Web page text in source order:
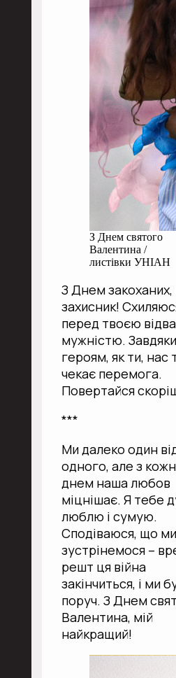
З Днем святого
Валентина /
листівки УНІАН
З Днем закоханих,
захисник!
перед твоєю
мужністю.
героям, як ти, нас
чекає перемога.
Повертайся
***
Ми далеко один
одного, але з
днем наша любов
міцнішає. Я тебе
люблю і сумую.
Сподіваюся, що
зустрінемося –
решт ця війна
закінчиться, і ми
поруч. З Днем
Валентина, мій
найкращий!